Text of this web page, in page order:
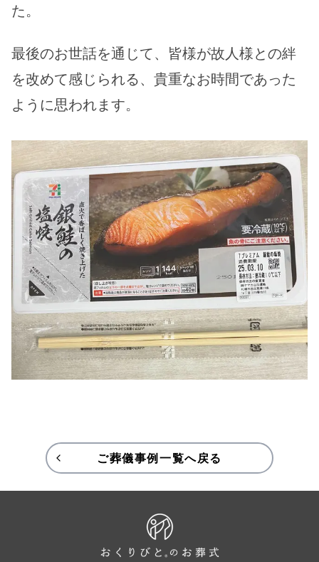
た。
最後のお世話を通じて、皆様が故人様との絆
を改めて感じられる、貴重なお時間であった
ように思われます。
ご葬儀事例一覧へ戻る